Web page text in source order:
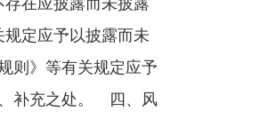
定应予以披露而未
则》等有关规定应予
、补充之处。 四、风